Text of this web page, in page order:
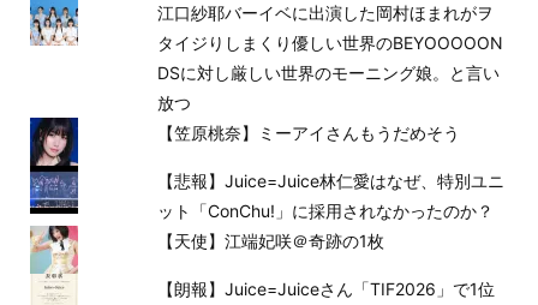
江口紗耶バーイベに出演した岡村ほまれがヲ
タイジりしまくり優しい世界のBEYOOOOON
DSに対し厳しい世界のモーニング娘。と言い
放つ
【笠原桃奈】ミーアイさんもうだめそう
【悲報】Juice=Juice林仁愛はなぜ、特別ユニ
ット「ConChu!」に採用されなかったのか？
【天使】江端妃咲＠奇跡の1枚
【朗報】Juice=Juiceさん「TIF2026」で1位